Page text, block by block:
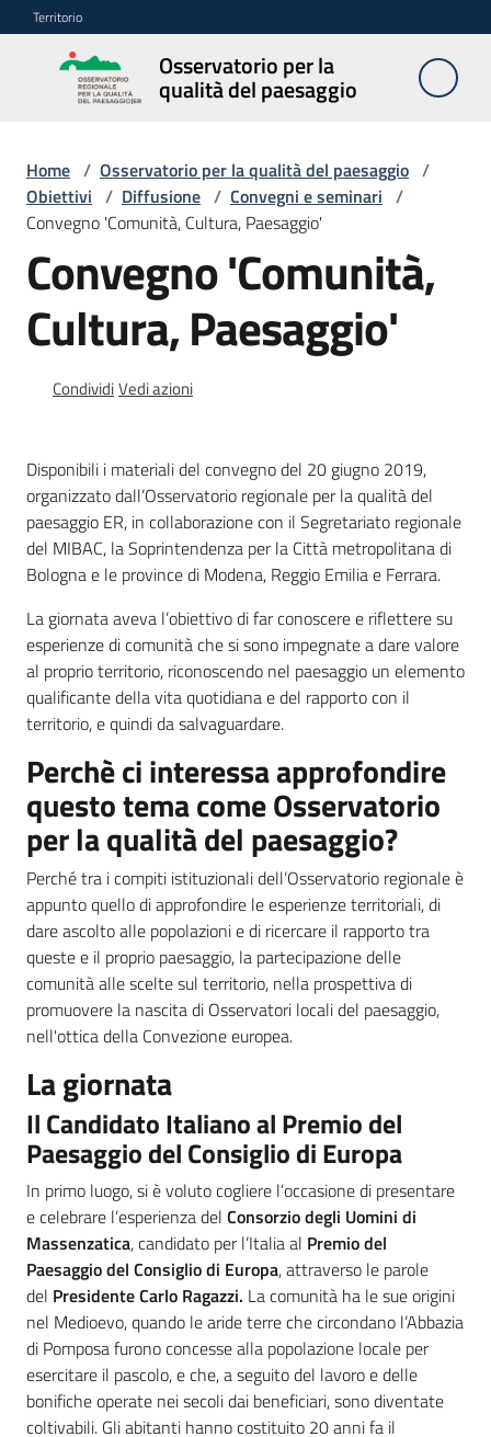
Vai al contenuto
Vai alla navigazione
Vai al footer
Territorio
Osservatorio per la
qualità del paesaggio
Osservatorio
per la
paesaggio
Cos'è
l'Osservatorio
Obiettivi
multimedia
Banca
autorizzazioni
paesaggistiche
Norme
e
atti
Seguici
su
Territorio
Argomenti
Novità
Servizi
Leggi Atti Bandi
Home / Osservatorio per la qualità del paesaggio /
Obiettivi / Diffusione / Convegni e seminari /
Convegno 'Comunità, Cultura, Paesaggio'
Convegno 'Comunità,
Cultura, Paesaggio'
CondividiVedi azioni
Disponibili i materiali del convegno del 20 giugno 2019,
organizzato dall’Osservatorio regionale per la qualità del
paesaggio ER, in collaborazione con il Segretariato regionale
del MIBAC, la Soprintendenza per la Città metropolitana di
Bologna e le province di Modena, Reggio Emilia e Ferrara.
La giornata aveva l’obiettivo di far conoscere e riflettere su
esperienze di comunità che si sono impegnate a dare valore
al proprio territorio, riconoscendo nel paesaggio un elemento
qualificante della vita quotidiana e del rapporto con il
territorio, e quindi da salvaguardare.
Perchè ci interessa approfondire
questo tema come Osservatorio
per la qualità del paesaggio?
Perché tra i compiti istituzionali dell’Osservatorio regionale è
appunto quello di approfondire le esperienze territoriali, di
dare ascolto alle popolazioni e di ricercare il rapporto tra
queste e il proprio paesaggio, la partecipazione delle
comunità alle scelte sul territorio, nella prospettiva di
promuovere la nascita di Osservatori locali del paesaggio,
nell'ottica della Convezione europea.
La giornata
Il Candidato Italiano al Premio del
Paesaggio del Consiglio di Europa
In primo luogo, si è voluto cogliere l’occasione di presentare
e celebrare l’esperienza del Consorzio degli Uomini di
Massenzatica, candidato per l’Italia al Premio del
Paesaggio del Consiglio di Europa, attraverso le parole
del Presidente Carlo Ragazzi. La comunità ha le sue origini
nel Medioevo, quando le aride terre che circondano l’Abbazia
di Pomposa furono concesse alla popolazione locale per
esercitare il pascolo, e che, a seguito del lavoro e delle
bonifiche operate nei secoli dai beneficiari, sono diventate
coltivabili. Gli abitanti hanno costituito 20 anni fa il